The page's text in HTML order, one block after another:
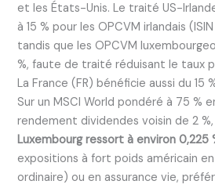
et les États-Unis. Le traité US-
à 15 % pour les OPCVM irlandais
tandis que les OPCVM
%, faute de traité réduisant le taux
La France (FR) bénéficie aussi du 15
Sur un MSCI World pondéré à 75 %
rendement dividendes voisin de 2
Luxembourg ressort à environ 0,225
expositions à fort poids américain
ordinaire) ou en assurance vie,